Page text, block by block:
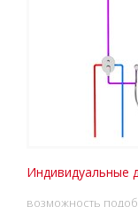
Индивидуальные
возможность